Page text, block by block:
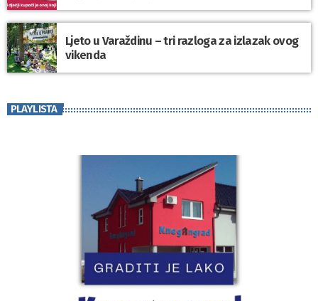
Ljeto u Varaždinu – tri razloga za izlazak ovog
vikenda
PLAYLISTA